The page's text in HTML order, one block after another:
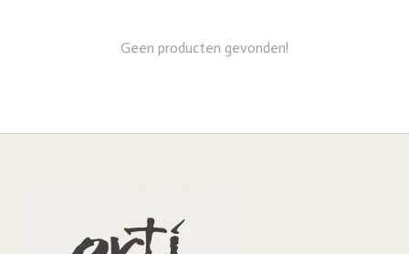
Geen producten gevonden!